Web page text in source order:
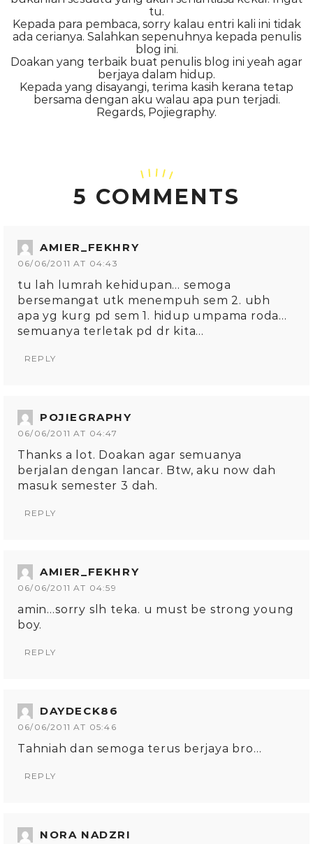
tu.
Kepada para pembaca, sorry kalau entri kali ini tidak
ada cerianya. Salahkan sepenuhnya kepada penulis
blog ini.
Doakan yang terbaik buat penulis blog ini yeah agar
berjaya dalam hidup.
Kepada yang disayangi, terima kasih kerana tetap
bersama dengan aku walau apa pun terjadi.
Regards, Pojiegraphy.
5 COMMENTS
AMIER_FEKHRY
06/06/2011 AT 04:43
tu lah lumrah kehidupan… semoga
bersemangat utk menempuh sem 2. ubh
apa yg kurg pd sem 1. hidup umpama roda…
semuanya terletak pd dr kita…
REPLY
POJIEGRAPHY
06/06/2011 AT 04:47
Thanks a lot. Doakan agar semuanya
berjalan dengan lancar. Btw, aku now dah
masuk semester 3 dah.
REPLY
AMIER_FEKHRY
06/06/2011 AT 04:59
amin…sorry slh teka. u must be strong young
boy.
REPLY
DAYDECK86
06/06/2011 AT 05:46
Tahniah dan semoga terus berjaya bro…
REPLY
NORA NADZRI